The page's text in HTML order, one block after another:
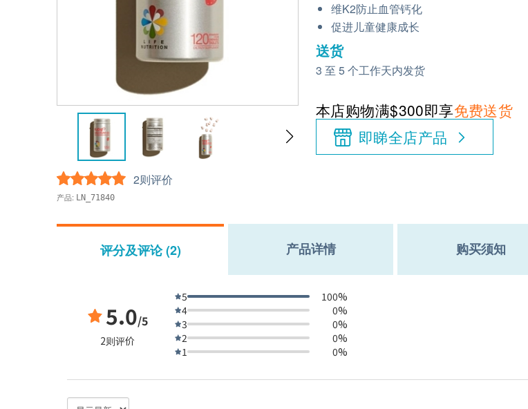
2则评价
产品: LN_71840
维K2防止血管钙化
促进儿童健康成长
送货
3 至 5 个工作天内发货
本店购物满$300即享免费送货
即睇全店产品
评分及评论 (2) 产品详情 购买须知
5.0/5
2则评价
5
100%
4
0%
3
0%
2
0%
1
0%